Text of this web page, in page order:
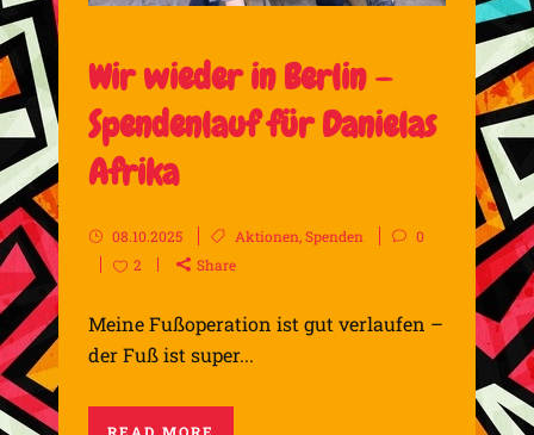
Wir wieder in Berlin –
Spendenlauf für Danielas
Afrika
08.10.2025 Aktionen,Spenden
0
2
Share
Meine Fußoperation ist gut verlaufen –
der Fuß ist super...
READ MORE